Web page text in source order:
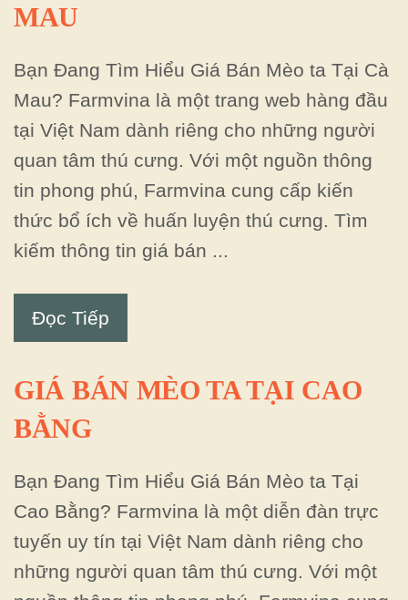
MAU
Bạn Đang Tìm Hiểu Giá Bán Mèo ta Tại Cà
Mau? Farmvina là một trang web hàng đầu
tại Việt Nam dành riêng cho những người
quan tâm thú cưng. Với một nguồn thông
tin phong phú, Farmvina cung cấp kiến
thức bổ ích về huấn luyện thú cưng. Tìm
kiếm thông tin giá bán ...
Đọc Tiếp
GIÁ BÁN MÈO TA TẠI CAO
BẰNG
Bạn Đang Tìm Hiểu Giá Bán Mèo ta Tại
Cao Bằng? Farmvina là một diễn đàn trực
tuyến uy tín tại Việt Nam dành riêng cho
những người quan tâm thú cưng. Với một